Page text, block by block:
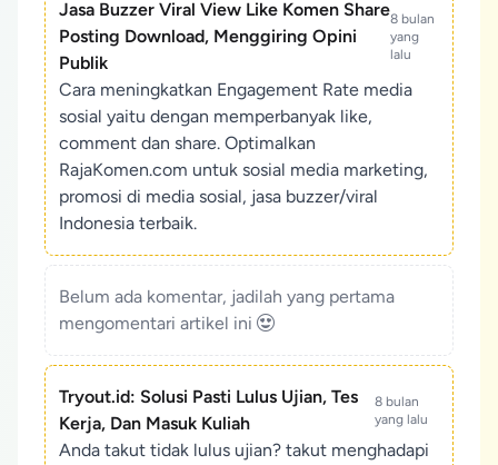
Jasa Buzzer Viral View Like Komen Share
Posting Download, Menggiring Opini
Publik
8 bulan
yang
lalu
Cara meningkatkan Engagement Rate media
sosial yaitu dengan memperbanyak like,
comment dan share. Optimalkan
RajaKomen.com untuk sosial media marketing,
promosi di media sosial, jasa buzzer/viral
Indonesia terbaik.
Belum ada komentar, jadilah yang pertama
mengomentari artikel ini
Tryout.id: Solusi Pasti Lulus Ujian, Tes
Kerja, Dan Masuk Kuliah
8 bulan
yang lalu
Anda takut tidak lulus ujian? takut menghadapi